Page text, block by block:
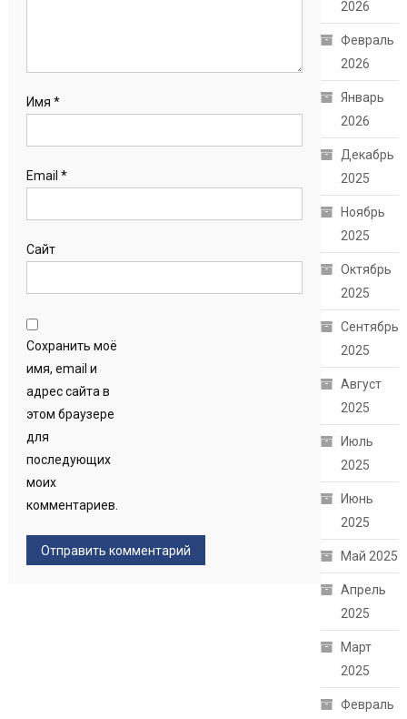
Имя *
Email *
Сайт
Сохранить моё
имя, email и
адрес сайта в
этом браузере
для
последующих
моих
комментариев.
2026
Февраль
2026
Январь
2026
Декабрь
2025
Ноябрь
2025
Октябрь
2025
Сентябрь
2025
Август
2025
Июль
2025
Июнь
2025
Май 2025
Апрель
2025
Март
2025
Февраль